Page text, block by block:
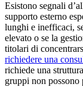
Esistono segnali
supporto esterno
lunghi e inefficaci,
elevato o se la
titolari di
richiedere una
richiede una
gruppi non possono